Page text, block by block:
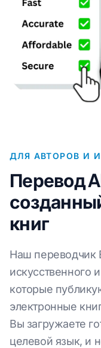
ДЛЯ АВТОРОВ И
Перевод
книг
Наш переводчик
искусственного
которые
электронные
Вы загружаете
целевой язык, и